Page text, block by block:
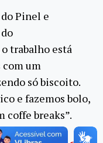
Pinel e
trabalho está
com um
só biscoito.
e fazemos bolo,
coffe breaks”.